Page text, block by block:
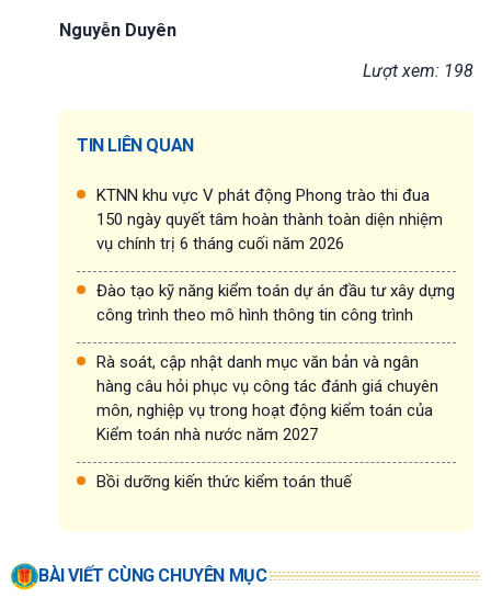
Nguyễn Duyên
Lượt xem: 198
TIN LIÊN QUAN
KTNN khu vực V phát động Phong trào thi đua
150 ngày quyết tâm hoàn thành toàn diện nhiệm
vụ chính trị 6 tháng cuối năm 2026
Đào tạo kỹ năng kiểm toán dự án đầu tư xây dựng
công trình theo mô hình thông tin công trình
Rà soát, cập nhật danh mục văn bản và ngân
hàng câu hỏi phục vụ công tác đánh giá chuyên
môn, nghiệp vụ trong hoạt động kiểm toán của
Kiểm toán nhà nước năm 2027
Bồi dưỡng kiến thức kiểm toán thuế
BÀI VIẾT CÙNG CHUYÊN MỤC